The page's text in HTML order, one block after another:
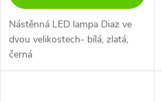
Nástěnná LED lampa Diaz ve
dvou velikostech- bílá, zlatá,
černá